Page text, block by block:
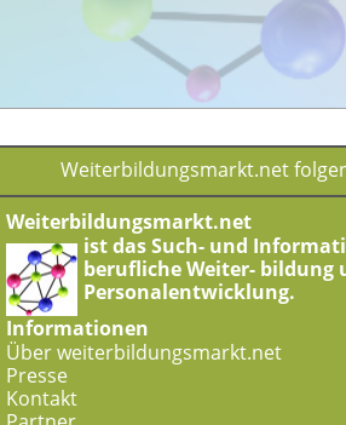
Weiterbildungsmarkt.net
Weiterbildungsmarkt.net
ist das Such- und
berufliche Weiter- bildung
Personalentwicklung.
Informationen
Über weiterbildungsmarkt.net
Presse
Kontakt